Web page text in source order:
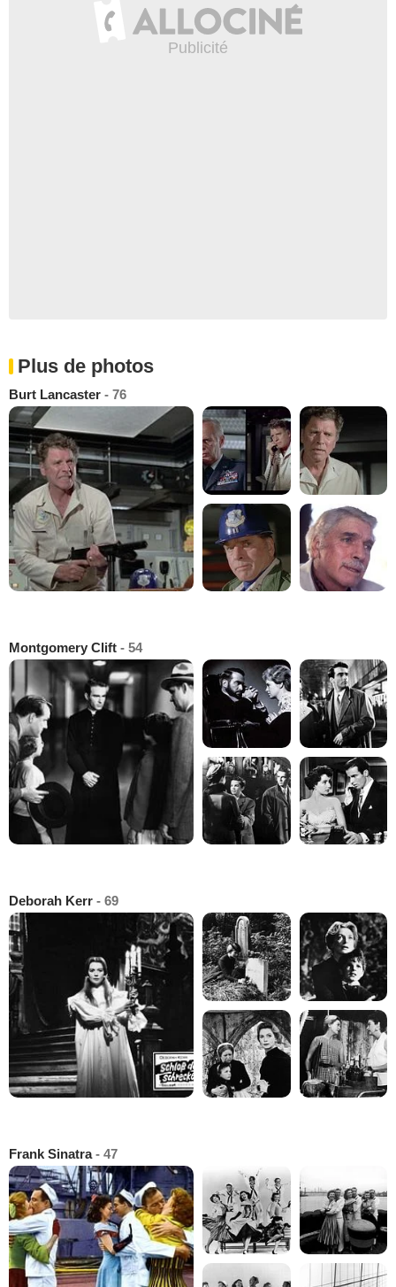
Plus de photos
Burt Lancaster - 76
Montgomery Clift - 54
Deborah Kerr - 69
Frank Sinatra- 47